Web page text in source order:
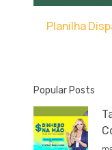
Planilha
Popular Posts